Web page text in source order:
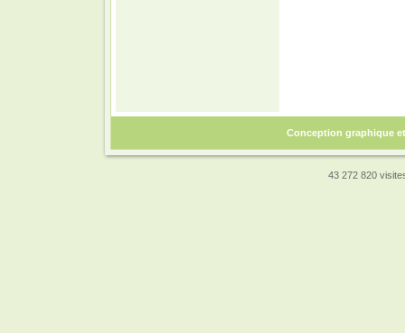
Conception graphique
43 272 820